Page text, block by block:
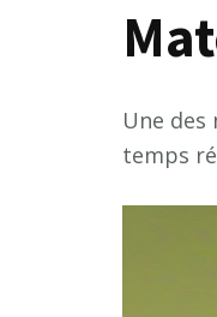
Une des
temps